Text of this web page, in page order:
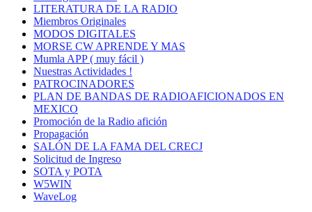
LITERATURA DE LA RADIO
Miembros Originales
MODOS DIGITALES
MORSE CW APRENDE Y MAS
Mumla APP ( muy fácil )
Nuestras Actividades !
PATROCINADORES
PLAN DE BANDAS DE RADIOAFICIONADOS EN
MEXICO
Promoción de la Radio afición
Propagación
SALÓN DE LA FAMA DEL CRECJ
Solicitud de Ingreso
SOTA y POTA
W5WIN
WaveLog